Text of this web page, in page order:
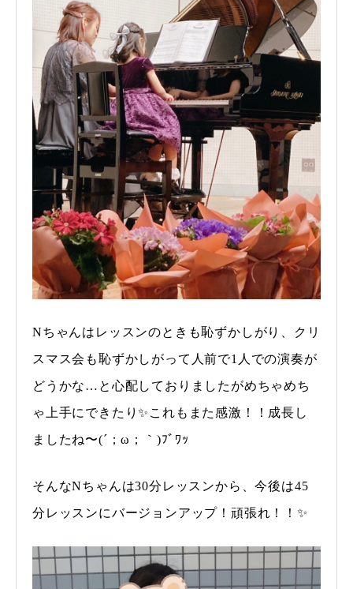
Nちゃんはレッスンのときも恥ずかしがり、クリ
スマス会も恥ずかしがって人前で1人での演奏が
どうかな…と心配しておりましたがめちゃめち
ゃ上手にできたり✨これもまた感激！！成長し
ましたね〜(´；ω；｀)ﾌﾞﾜｯ
そんなNちゃんは30分レッスンから、今後は45
分レッスンにバージョンアップ！頑張れ！！✨